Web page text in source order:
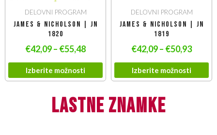
DELOVNI PROGRAM
James & Nicholson | JN
1820
€42,09– €55,48
Izberite možnosti
DELOVNI PROGRAM
James & Nicholson | JN
1819
€42,09– €50,93
Izberite možnosti
lastne znamke